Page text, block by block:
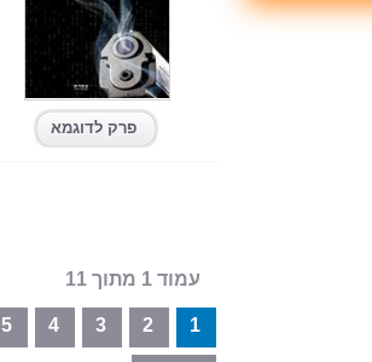
פרק לדוגמא
עמוד 1 מתוך 11
1
2
3
4
5